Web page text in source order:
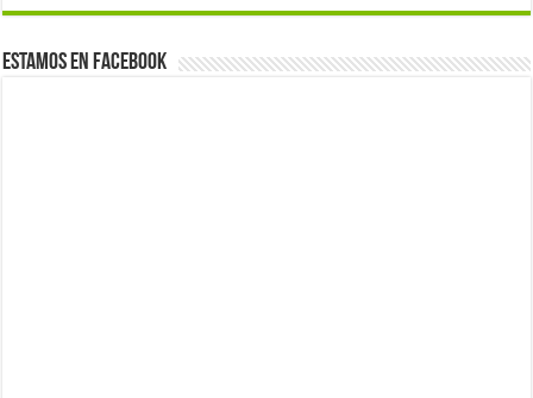
Estamos en Facebook